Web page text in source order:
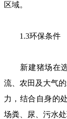
区域。
1.3环保条件
新建猪场在选
流、农田及大气
力，结合自身的
场粪、尿、污水